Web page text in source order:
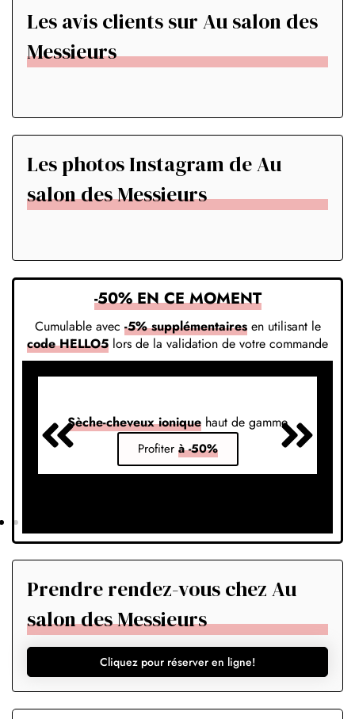
Les avis clients sur Au salon des
Messieurs
Les photos Instagram de Au
salon des Messieurs
-50% EN CE MOMENT
Cumulable avec -5% supplémentairesen utilisant le
code HELLO5 lors de la validation de votre commande
Sèche-cheveux ionique haut de gamme
Profiter à -50%
Prendre rendez-vous chez Au
salon des Messieurs
Cliquez pour réserver en ligne!